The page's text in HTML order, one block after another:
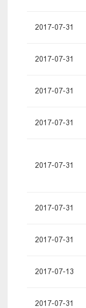
2017-07-31
2017-07-31
2017-07-31
2017-07-31
2017-07-31
2017-07-31
2017-07-31
2017-07-13
2017-07-31